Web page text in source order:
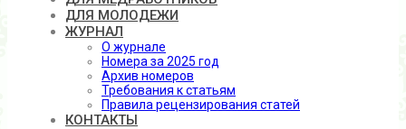
ДЛЯ МОЛОДЕЖИ
ЖУРНАЛ
О журнале
Номера за 2025 год
Архив номеров
Требования к статьям
Правила рецензирования статей
КОНТАКТЫ